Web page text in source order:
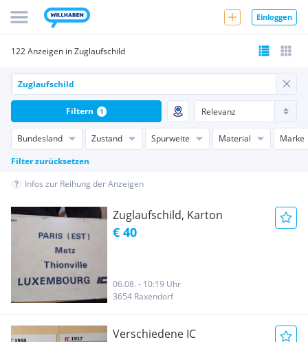
Einloggen
122 Anzeigen in Zuglaufschild
Bundesland Zustand Spurweite Material
Marke
Filter zurücksetzen
Filtern 1
Infos zur Reihung der Anzeigen
Zuglaufschild, Karton
€ 40
06.08. - 10:19 Uhr
3654 Raxendorf
Verschiedene IC